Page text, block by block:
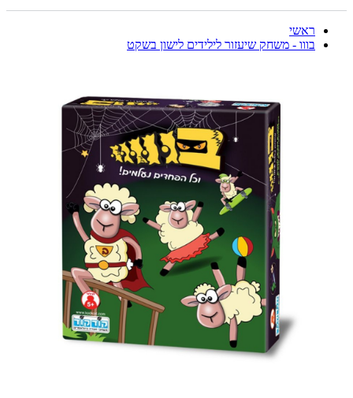
ראשי
בווו - משחק שיעזור לילידים לישון בשקט